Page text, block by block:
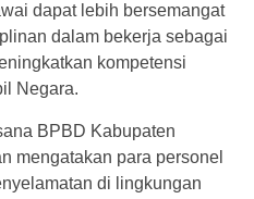
dapat lebih bersemangat
dalam bekerja sebagai
kompetensi
Negara.
BPBD Kabupaten
mengatakan para personel
di lingkungan